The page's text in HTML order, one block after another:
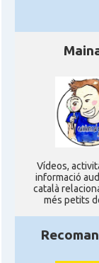
Ví­deos,
informació
català
més petits